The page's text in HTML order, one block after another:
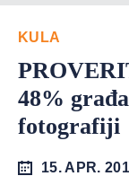
KULA
48%
fotografiji
15. APR.